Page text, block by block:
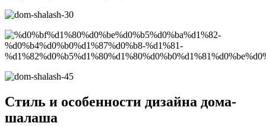
Стиль и особенности дизайна дома-
шалаша